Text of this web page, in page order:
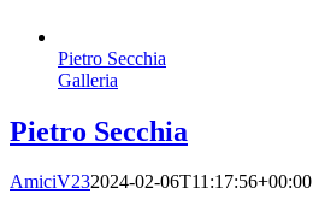
Pietro Secchia
Galleria
Pietro Secchia
AmiciV232024-02-06T11:17:56+00:00